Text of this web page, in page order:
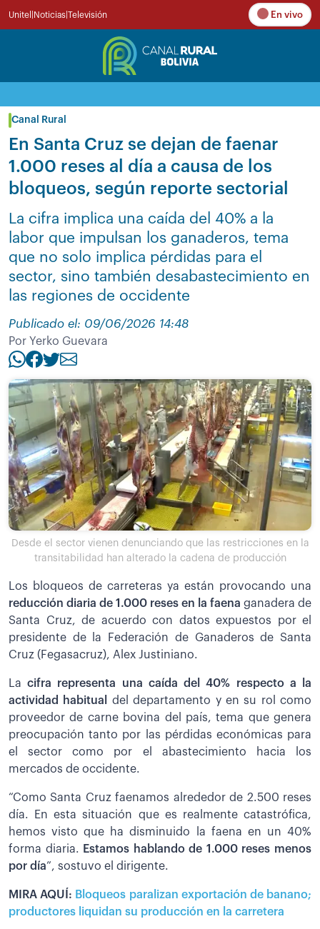
Unitel Noticias Televisión En vivo
Canal Rural
En Santa Cruz se dejan de faenar
1.000 reses al día a causa de los
bloqueos, según reporte sectorial
La cifra implica una caída del 40% a la
labor que impulsan los ganaderos, tema
que no solo implica pérdidas para el
sector, sino también desabastecimiento en
las regiones de occidente
Publicado el: 09/06/2026 14:48
Por Yerko Guevara
Desde el sector vienen denunciando que las restricciones en la
transitabilidad han alterado la cadena de producción
Los bloqueos de carreteras ya están provocando una
reducción diaria de 1.000 reses en la faena ganadera de
Santa Cruz, de acuerdo con datos expuestos por el
presidente de la Federación de Ganaderos de Santa
Cruz (Fegasacruz), Alex Justiniano.
La cifra representa una caída del 40% respecto a la
actividad habitual
del departamento y en su rol como
proveedor de carne bovina del país, tema que genera
preocupación tanto por las pérdidas económicas para
el sector como por el abastecimiento hacia los
mercados de occidente.
“Como Santa Cruz faenamos alrededor de 2.500 reses
día. En esta situación que es realmente catastrófica,
hemos visto que ha disminuido la faena en un 40%
forma diaria. Estamos hablando de 1.000 reses menos
por día”, sostuvo el dirigente.
MIRA AQUÍ: Bloqueos paralizan exportación de banano;
productores liquidan su producción en la carretera